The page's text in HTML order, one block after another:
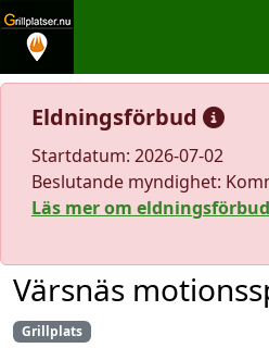
Hoppa till innehållet
Eldningsförbud
Startdatum: 2026-07-02
Beslutande myndighet:
Läs mer om
Värsnäs
Grillplats